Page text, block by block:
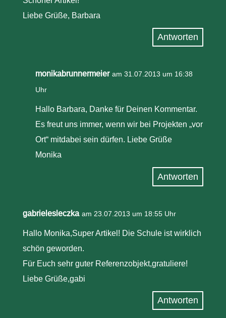
Liebe Grüße, Barbara
Antworten
monikabrunnermeier am 31.07.2013 um 16:38
Uhr
Hallo Barbara, Danke für Deinen Kommentar.
Es freut uns immer, wenn wir bei Projekten „vor
Ort“ mitdabei sein dürfen. Liebe Grüße
Monika
Antworten
gabrielesleczka am 23.07.2013 um 18:55 Uhr
Hallo Monika,Super Artikel! Die Schule ist wirklich
schön geworden.
Für Euch sehr guter Referenzobjekt,gratuliere!
Liebe Grüße,gabi
Antworten